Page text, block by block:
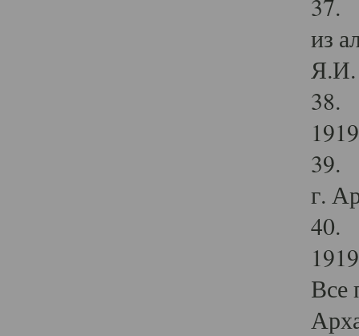
37.
из
Я.И.
38.
39.
г.
40.
Все